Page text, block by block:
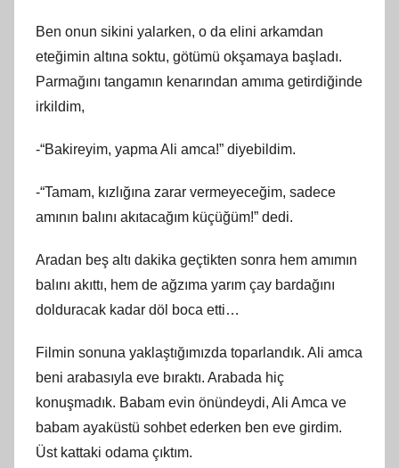
Ben onun sikini yalarken, o da elini arkamdan
eteğimin altına soktu, götümü okşamaya başladı.
Parmağını tangamın kenarından amıma getirdiğinde
irkildim,
-“Bakireyim, yapma Ali amca!” diyebildim.
-“Tamam, kızlığına zarar vermeyeceğim, sadece
amının balını akıtacağım küçüğüm!” dedi.
Aradan beş altı dakika geçtikten sonra hem amımın
balını akıttı, hem de ağzıma yarım çay bardağını
dolduracak kadar döl boca etti…
Filmin sonuna yaklaştığımızda toparlandık. Ali amca
beni arabasıyla eve bıraktı. Arabada hiç
konuşmadık. Babam evin önündeydi, Ali Amca ve
babam ayaküstü sohbet ederken ben eve girdim.
Üst kattaki odama çıktım.